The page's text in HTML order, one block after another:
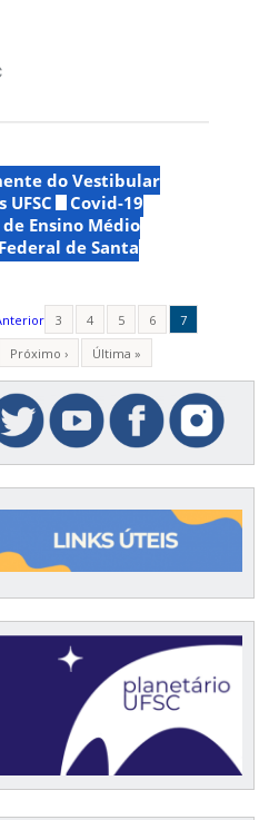
do Vestibular
Covid-19
Ensino Médio
de Santa
3 4 5 6
7
Próximo › Última »